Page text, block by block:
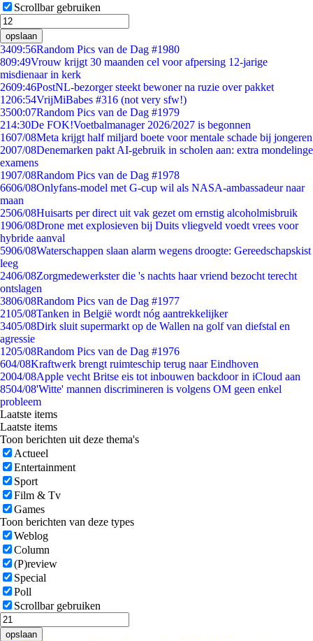
Scrollbar gebruiken
opslaan
3409:56Random Pics van de Dag #1980
809:49Vrouw krijgt 30 maanden cel voor afpersing 12-jarige
misdienaar in kerk
2609:46PostNL-bezorger steekt bewoner na ruzie over pakket
1206:54VrijMiBabes #316 (not very sfw!)
3500:07Random Pics van de Dag #1979
214:30De FOK!Voetbalmanager 2026/2027 is begonnen
1607/08Meta krijgt half miljard boete voor mentale schade bij jongeren
2007/08Denemarken pakt AI-gebruik in scholen aan: extra mondelinge
examens
1907/08Random Pics van de Dag #1978
6606/08Onlyfans-model met G-cup wil als NASA-ambassadeur naar
maan
2506/08Huisarts per direct uit vak gezet om ernstig alcoholmisbruik
1906/08Drone met explosieven bij Duits vliegveld voedt vrees voor
hybride aanval
5906/08Waterschappen slaan alarm wegens droogte: Gereedschapskist
leeg
2406/08Zorgmedewerkster die 's nachts haar vriend bezocht terecht
ontslagen
3806/08Random Pics van de Dag #1977
2105/08Tanken in België wordt nóg aantrekkelijker
3405/08Dirk sluit supermarkt op de Wallen na golf van diefstal en
agressie
1205/08Random Pics van de Dag #1976
604/08Kraftwerk brengt ruimteschip terug naar Eindhoven
2004/08Apple vecht Britse eis tot inbouwen backdoor in iCloud aan
8504/08'Witte' mannen discrimineren is volgens OM geen enkel
probleem
Laatste items
Laatste items
Toon berichten uit deze thema's
Actueel
Entertainment
Sport
Film & Tv
Games
Toon berichten van deze types
Weblog
Column
(P)review
Special
Poll
Scrollbar gebruiken
opslaan